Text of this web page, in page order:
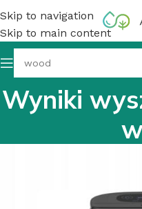
Skip to navigation
Skip to main content
Wyniki